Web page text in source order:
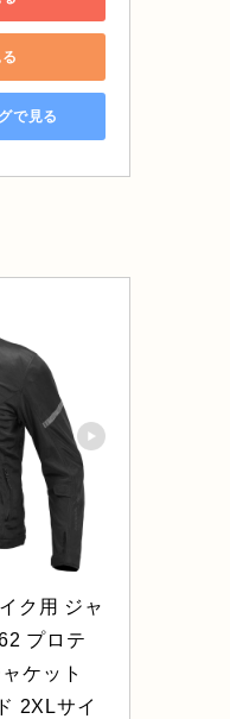
で見る
ク用 ジャ
プロテ
ケット
2XLサイ